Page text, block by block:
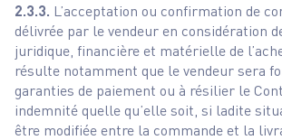
2.3.3. L’acceptation ou confirmation de
délivrée par le vendeur en considération
juridique, financière et matérielle de
résulte notamment que le vendeur sera
garanties de paiement ou à résilier le
indemnité quelle qu’elle soit, si ladite
être modifiée entre la commande et la